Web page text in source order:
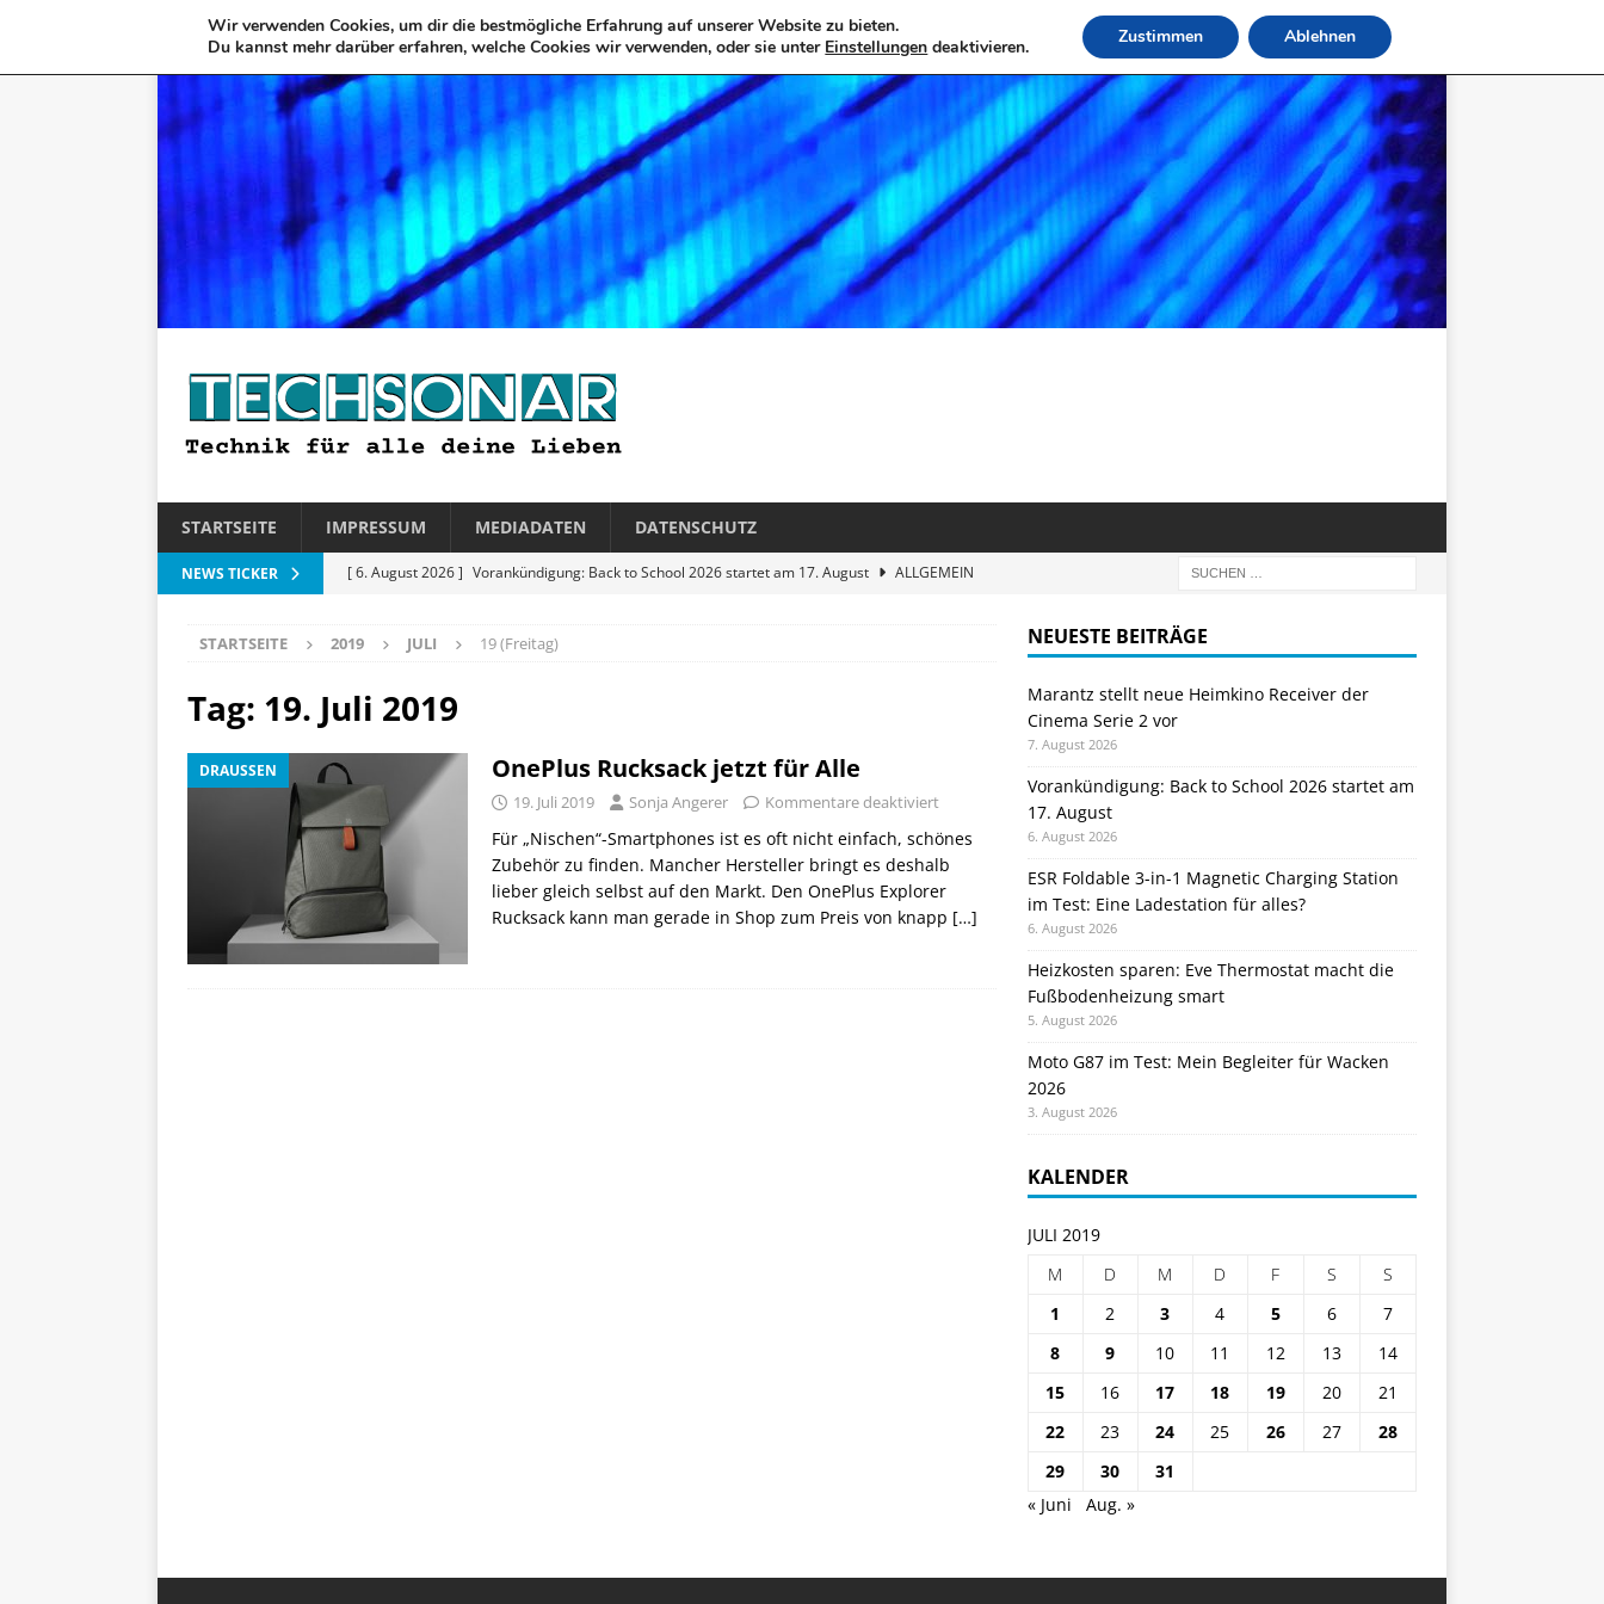
STARTSEITE IMPRESSUM MEDIADATEN DATENSCHUTZ
NEWS TICKER [ 6. August 2026 ] Vorankündigung: Back to School 2026 startet am 17. August
ALLGEMEIN
alles?
APPLE
[ 5. August 2026 ]
[ 3. August 2026 ]
Moto G87 im Test: Mein Begleiter für Wacken 2026
TELEFON
[ 7. August 2026 ]
Marantz stellt neue Heimkino Receiver der Cinema Serie 2 vor
STARTSEITE 2019 JULI 19 (Freitag)
Tag: 19. Juli 2019
DRAUSSEN OnePlus Rucksack jetzt für Alle
19. Juli 2019 Sonja Angerer Kommentare deaktiviert
Für „Nischen“-Smartphones ist es oft nicht einfach, schönes
Zubehör zu finden. Mancher Hersteller bringt es deshalb
lieber gleich selbst auf den Markt. Den OnePlus Explorer
Rucksack kann man gerade in Shop zum Preis von knapp […]
NEUESTE BEITRÄGE
Marantz stellt neue Heimkino Receiver der
Cinema Serie 2 vor
7. August 2026
Vorankündigung: Back to School 2026 startet am
17. August
6. August 2026
ESR Foldable 3-in-1 Magnetic Charging Station
im Test: Eine Ladestation für alles?
6. August 2026
Heizkosten sparen: Eve Thermostat macht die
Fußbodenheizung smart
5. August 2026
Moto G87 im Test: Mein Begleiter für Wacken
2026
3. August 2026
KALENDER
JULI 2019
M
D M D F S
S
1
2 3 4 5 6
7
8
9 10 11 12 13
14
15
16 17 18 19 20
21
22
23 24 25 26 27
28
29
30
31
« Juni
Aug. »
Wir verwenden Cookies, um dir die bestmögliche Erfahrung auf unserer Website zu bieten.
Du kannst mehr darüber erfahren, welche Cookies wir verwenden, oder sie unter Einstellungen deaktivieren. Zustimmen Ablehnen